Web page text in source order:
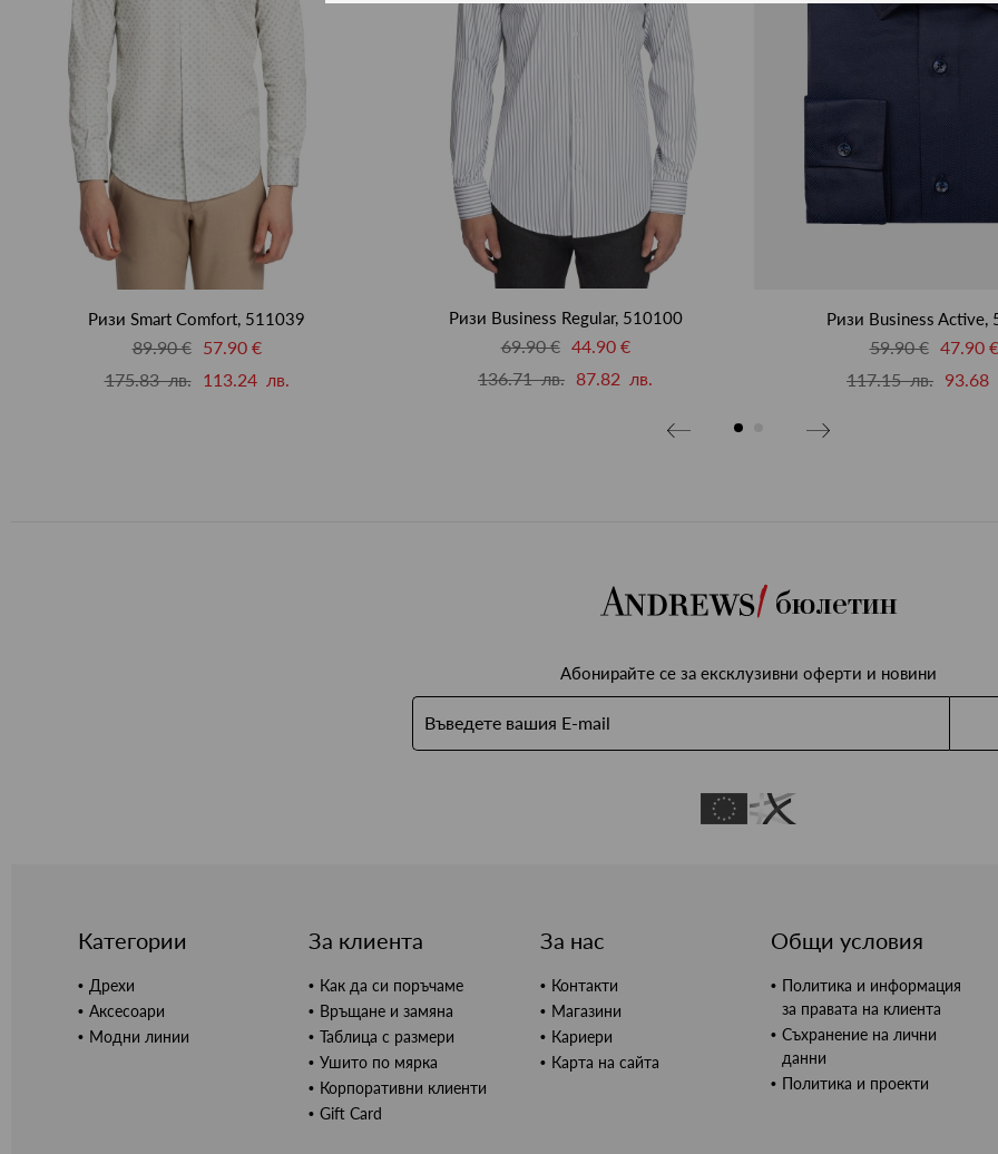
Ризи Smart Comfort, 511039
89.90 €
57.90 €
175.83 лв.
113.24 лв.
Ризи Business Regular, 510100
69.90 € 44.90 €
136.71 лв. 87.82 лв.
Ризи Business Active,
59.90 € 47.90 €
117.15 лв. 93.68
бюлетин
Абонирайте се за ексклузивни оферти и новини
Категории
Дрехи
Аксесоари
Модни линии
За клиента
Как да си поръчаме
Връщане и замяна
Таблица с размери
Ушито по мярка
Корпоративни клиенти
Gift Card
За нас
Контакти
Магазини
Кариери
Карта на сайта
Общи условия
Политика и информация
за правата на клиента
Съхранение на лични
данни
Политика и проекти